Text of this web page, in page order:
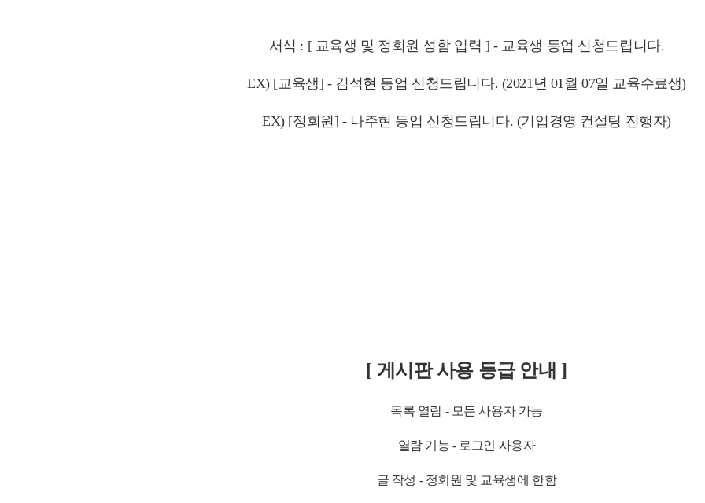
서식 : [ 교육생 및 정회원 성함 입력 ] - 교육생 등업 신청드립니다.
EX) [교육생] - 김석현 등업 신청드립니다. (2021년 01월 07일 교육수료생)
EX) [정회원] - 나주현 등업 신청드립니다. (기업경영 컨설팅 진행자)
[ 게시판 사용 등급 안내 ]
목록 열람 - 모든 사용자 가능
열람 기능 - 로그인 사용자
글 작성 - 정회원 및 교육생에 한함